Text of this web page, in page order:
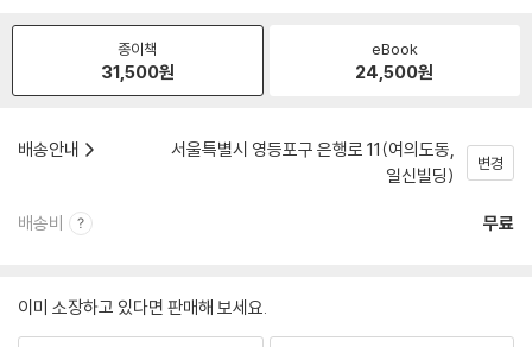
종이책
31,500원
eBook
24,500원
배송안내
서울특별시 영등포구 은행로 11(여의도동,
일신빌딩)
변경
배송비 무료
이미 소장하고 있다면 판매해 보세요.